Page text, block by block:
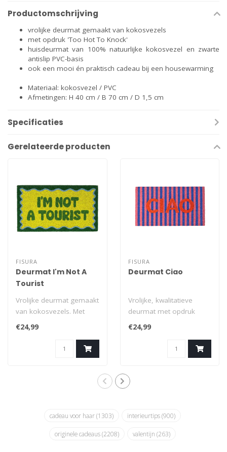
Productomschrijving
vrolijke deurmat gemaakt van kokosvezels
met opdruk 'Too Hot To Knock'
huisdeurmat van 100% natuurlijke kokosvezel en zwarte
antislip PVC-basis
ook een mooi én praktisch cadeau bij een housewarming
Materiaal: kokosvezel / PVC
Afmetingen: H 40 cm / B 70 cm / D 1,5 cm
Specificaties
Gerelateerde producten
FISURA
Deurmat I'm Not A
Tourist
Vrolijke deurmat gemaakt
van kokosvezels. Met
De ond..
€24,99
FISURA
Deurmat Ciao
Vrolijke, kwalitatieve
deurmat met opdruk
kokosvezel en ..
€24,99
cadeau voor haar(1303) interieurtips(900)
originele cadeaus(2208) valentijn (263)